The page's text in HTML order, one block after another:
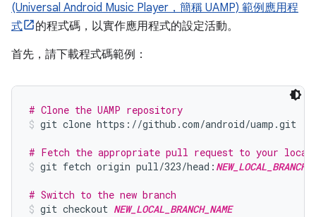
(Universal Android Music Player，簡稱 UAMP) 範例應用程
式
的程式碼，以實作應用程式的設定活動。
首先，請下載程式碼範例：
# Clone the UAMP repository
git clone https://github.com/android/uamp.git
# Fetch the appropriate pull request to your
git fetch origin pull/323/head:
# Switch to the new branch
git checkout NEW_LOCAL_BRANCH_NAME